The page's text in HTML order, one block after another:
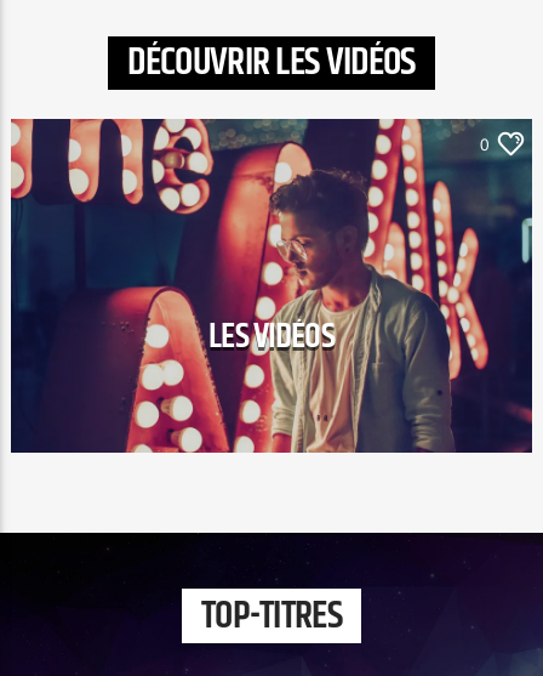
DÉCOUVRIR LES VIDÉOS
0
LES VIDÉOS
TOP-TITRES